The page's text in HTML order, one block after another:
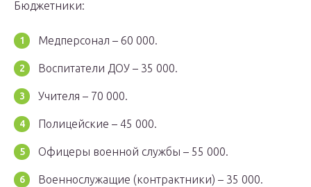
Бюджетники:
Медперсонал – 60 000.
Воспитатели ДОУ – 35 000.
Учителя – 70 000.
Полицейские – 45 000.
Офицеры военной службы – 55 000.
Военнослужащие (контрактники) – 35 000.